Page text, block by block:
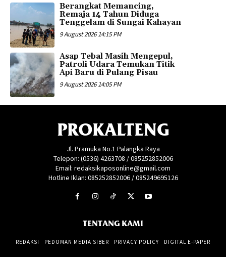
Berangkat Memancing,
Remaja 14 Tahun Diduga
Tenggelam di Sungai Kahayan
9 August 2026 14:15 PM
Asap Tebal Masih Mengepul,
Patroli Udara Temukan Titik
Api Baru di Pulang Pisau
9 August 2026 14:05 PM
PROKALTENG
Jl. Pramuka No.1 Palangka Raya
Telepon: (0536) 4263708 / 085252852006
Email: redaksikaposonline@gmail.com
Hotline Iklan: 085252852006 / 085249695126
TENTANG KAMI
REDAKSI PEDOMAN MEDIA SIBER PRIVACY POLICY DIGITAL E-PAPER